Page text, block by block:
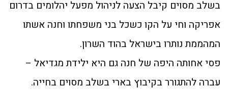
בשלב מסוים קיבל הצעה לניהול מפעל יהלומים בדרום
אפריקה וחי על הקו כשכל בני משפחתו וחנה אשתו
המהממת נותרו בישראל בהוד השרון.
פסי אחותה היפה של חנה גם היא ילידת מגדיאל –
עברה להתגורר בקיבוץ בארי בשלב מסוים בחייה.